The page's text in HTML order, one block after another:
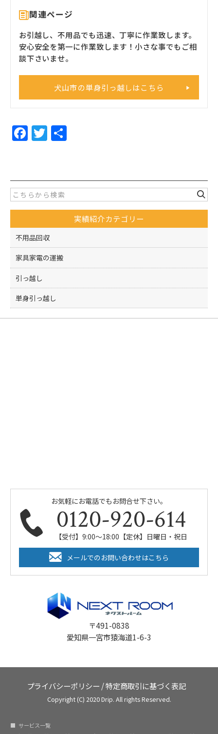
関連ページ
お引越し、不用品でも迅速、丁寧に作業致します。
安心安全を第一に作業致します！小さな事でもご相
談下さいませ。
犬山市の単身引っ越しはこちら
F
a
e
b
o
o
k
T
w
er
実績紹介カテゴリー
不用品回収
家具家電の運搬
引っ越し
単身引っ越し
お気軽にお電話でもお問合せ下さい。
0120-920-614
【受付】9:00～18:00【定休】日曜日・祝日
メールでのお問い合わせはこちら
〒491-0838
愛知県一宮市猿海道1-6-3
プライバシーポリシー /特定商取引に基づく表記
Copyright (C) 2020 Drip. All rights Reserved.
サービス一覧